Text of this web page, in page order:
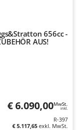
656cc -
AUS!
€ 6.090,00MwSt.
inkl.
R-397
€ 5.117,65 exkl. MwSt.